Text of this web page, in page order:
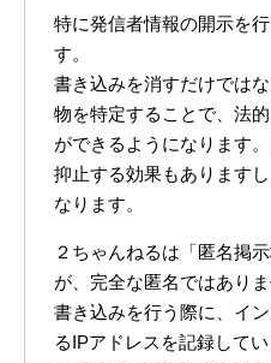
特に発信者情報の開示を
す。
書き込みを消すだけでは
物を特定することで、法
ができるようになります
抑止する効果もあります
なります。
２ちゃんねるは「匿名掲
が、完全な匿名ではありま
書き込みを行う際に、イ
るIPアドレスを記録して